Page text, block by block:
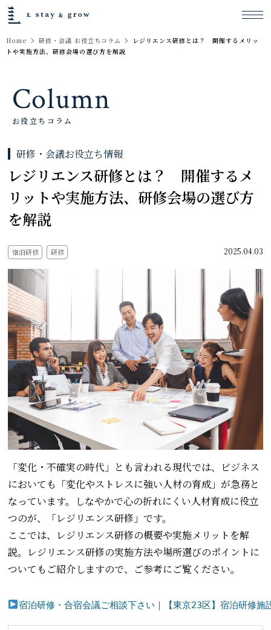
Home 研修・会議 お役立ちコラム
レジリエンス研修とは？ 開催するメリッ
トや実施方法、研修会場の選び方を解説
Column
お役立ちコラム
研修・会議お役立ち情報
レジリエンス研修とは？ 開催するメ
リットや実施方法、研修会場の選び方
を解説
宿泊研修 研修 2025.04.03
「変化・不確実の時代」とも言われる現代では、ビジネス
においても「変化やストレスに強い人材の育成」が急務と
なっています。しなやかで心の折れにくい人材育成に役立
つのが、「レジリエンス研修」です。
ここでは、レジリエンス研修の概要や実施メリットを解
説。レジリエンス研修の実施方法や場所選びのポイントに
ついてもご紹介しますので、ご参考にご覧ください。
宿泊研修・合宿会議ご相談下さい｜【東京23区】宿泊研